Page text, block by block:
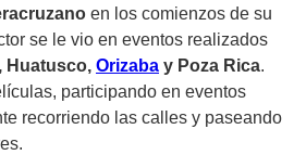
en los comienzos de su
se le vio en eventos realizados
Huatusco, Orizaba y Poza Rica.
participando en eventos
recorriendo las calles y paseando